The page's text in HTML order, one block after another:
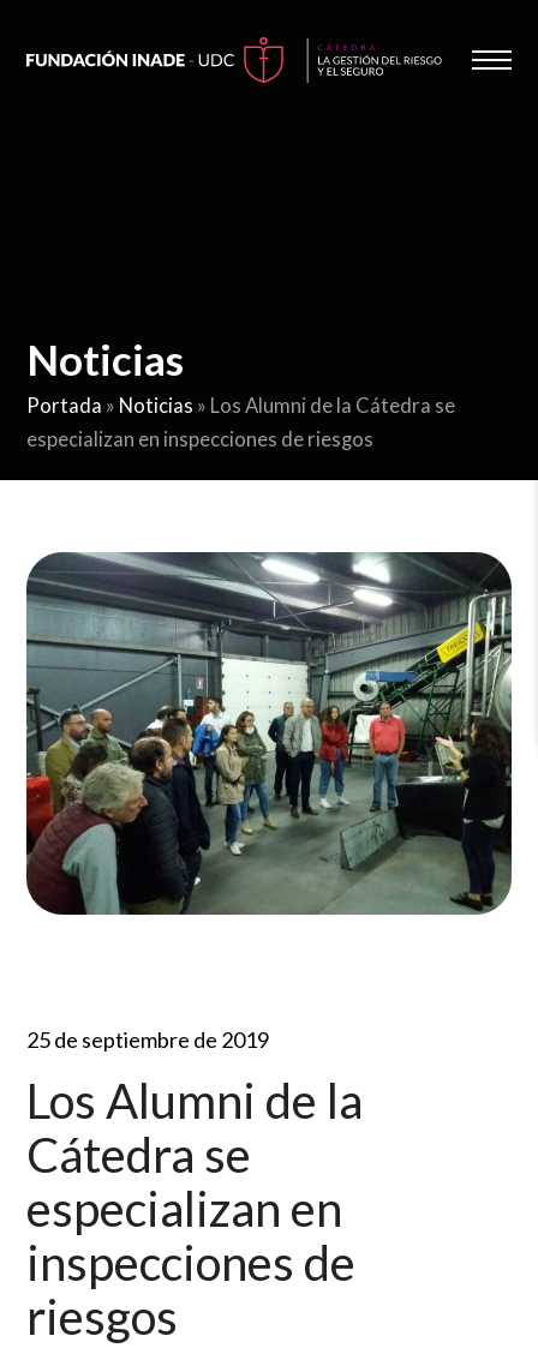
Noticias
Portada » Noticias » Los Alumni de la Cátedra se
especializan en inspecciones de riesgos
25 de septiembre de 2019
Los Alumni de la
Cátedra se
especializan en
inspecciones de
riesgos